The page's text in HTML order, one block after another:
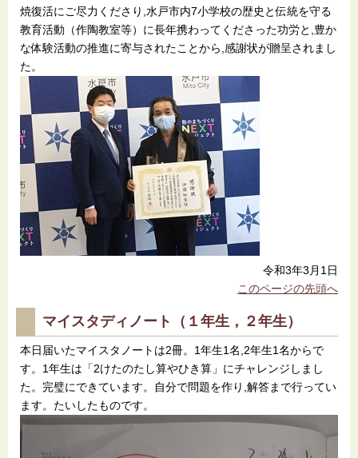
焼復活にご尽力くださり,水戸市内7小学校の歴史と伝統を守る
教育活動（作陶教室等）に長年携わってくださった功労と,豊か
な体験活動の推進に寄与されたことから,感謝状が贈呈されまし
た。
令和3年3月1日
このページの先頭へ
マイスタディノート（１年生，２年生）
本日届いたマイスタノートは2冊。1年生1名,2年生1名からで
す。1年生は「2けたのたし算やひき算」にチャレンジしまし
た。完璧にできています。自分で問題を作り,解答まで行ってい
ます。たいしたものです。